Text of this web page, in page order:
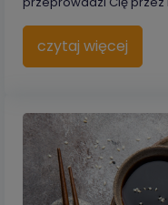
czytaj więcej